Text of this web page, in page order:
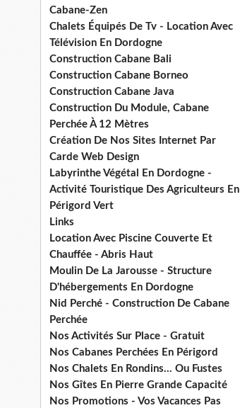
Cabane-Zen
Chalets Équipés De Tv - Location Avec
Télévision En Dordogne
Construction Cabane Bali
Construction Cabane Borneo
Construction Cabane Java
Construction Du Module, Cabane
Perchée À 12 Mètres
Création De Nos Sites Internet Par
Carde Web Design
Labyrinthe Végétal En Dordogne -
Activité Touristique Des Agriculteurs En
Périgord Vert
Links
Location Avec Piscine Couverte Et
Chauffée - Abris Haut
Moulin De La Jarousse - Structure
D'hébergements En Dordogne
Nid Perché - Construction De Cabane
Perchée
Nos Activités Sur Place - Gratuit
Nos Cabanes Perchées En Périgord
Nos Chalets En Rondins... Ou Fustes
Nos Gîtes En Pierre Grande Capacité
Nos Promotions - Vos Vacances Pas